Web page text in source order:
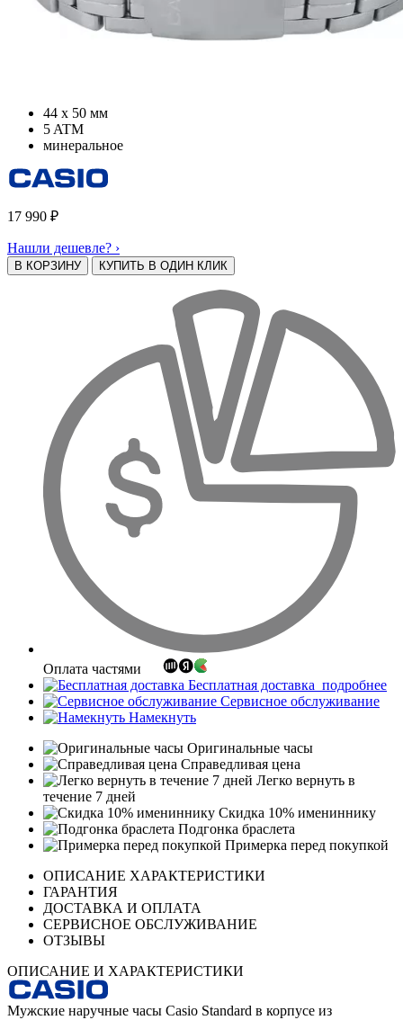
44 х 50 мм
5 ATM
минеральное
17 990 ₽
Нашли дешевле? ›
В КОРЗИНУ КУПИТЬ В ОДИН КЛИК
Оплата частями
Бесплатная доставка подробнее
Сервисное обслуживание
Намекнуть
Оригинальные часы
Справедливая цена
Легко вернуть в
течение 7 дней
Скидка 10% имениннику
Подгонка браслета
Примерка перед покупкой
ОПИСАНИЕ ХАРАКТЕРИСТИКИ
ГАРАНТИЯ
ДОСТАВКА И ОПЛАТА
СЕРВИСНОЕ ОБСЛУЖИВАНИЕ
ОТЗЫВЫ
ОПИСАНИЕ И ХАРАКТЕРИСТИКИ
Мужские наручные часы Casio Standard в корпусе из